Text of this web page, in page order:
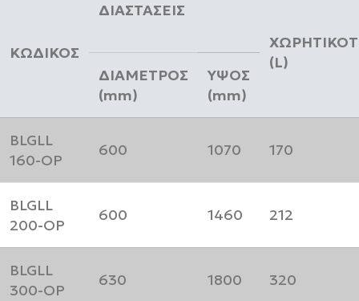
ΚΩΔΙΚΟΣ
ΔΙΑΣΤΑΣΕΙΣ
(L)
ΔΙΑΜΕΤΡΟΣ
(mm)
ΥΨΟΣ
(mm)
BLGLL
160-OP
600 1070 170
BLGLL
200-OP
600 1460 212
BLGLL
300-OP
630 1800 320